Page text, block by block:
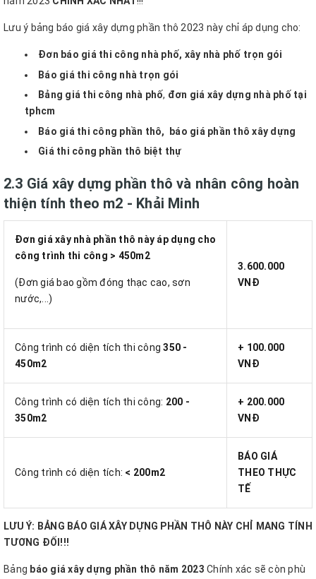
Lưu ý bảng báo giá xây dựng phần thô 2023 này chỉ áp dụng cho:
Đơn báo giá thi công nhà phố, xây nhà phố trọn gói
Báo giá thi công nhà trọn gói
Bảng giá thi công nhà phố, đơn giá xây dựng nhà phố tại
tphcm
Báo giá thi công phần thô,
báo giá phần thô xây dựng
Giá thi công phần thô biệt thự
2.3 Giá xây dựng phần thô và nhân công hoàn
thiện tính theo m2 - Khải Minh
Đơn giá xây nhà phần thô này áp dụng cho
công trình thi công > 450m2
(Đơn giá bao gồm đóng thạc cao, sơn
nước,...)
3.600.000
VNĐ
Công trình có diện tích thi công350 -
450m2
+ 100.000
VNĐ
Công trình có diện tích thi công: 200 -
350m2
+ 200.000
VNĐ
Công trình có diện tích: < 200m2
BÁO GIÁ
THEO THỰC
TẾ
LƯU Ý: BẢNG BÁO GIÁ XÂY DỰNG PHẦN THÔ NÀY CHỈ MANG TÍNH
TƯƠNG ĐỐI!!!
Bảng báo giá xây dựng phần thô năm 2023 Chính xác sẽ còn phù